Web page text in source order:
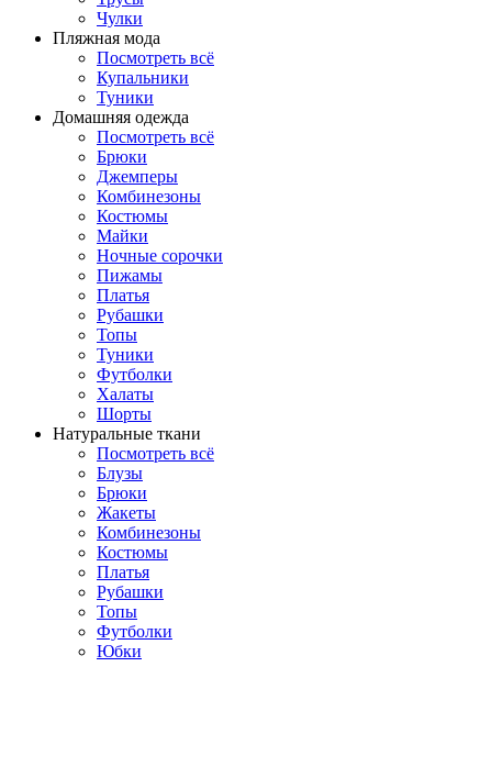
Чулки
Пляжная мода
Посмотреть всё
Купальники
Туники
Домашняя одежда
Посмотреть всё
Брюки
Джемперы
Комбинезоны
Костюмы
Майки
Ночные сорочки
Пижамы
Платья
Рубашки
Топы
Туники
Футболки
Халаты
Шорты
Натуральные ткани
Посмотреть всё
Блузы
Брюки
Жакеты
Комбинезоны
Костюмы
Платья
Рубашки
Топы
Футболки
Юбки